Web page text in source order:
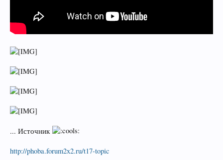
... Источник
http://phoba.forum2x2.ru/t17-topic